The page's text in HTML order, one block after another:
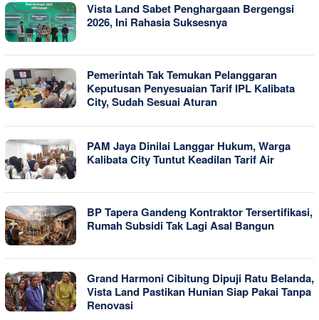
Vista Land Sabet Penghargaan Bergengsi
2026, Ini Rahasia Suksesnya
Pemerintah Tak Temukan Pelanggaran
Keputusan Penyesuaian Tarif IPL Kalibata
City, Sudah Sesuai Aturan
PAM Jaya Dinilai Langgar Hukum, Warga
Kalibata City Tuntut Keadilan Tarif Air
BP Tapera Gandeng Kontraktor Tersertifikasi,
Rumah Subsidi Tak Lagi Asal Bangun
Grand Harmoni Cibitung Dipuji Ratu Belanda,
Vista Land Pastikan Hunian Siap Pakai Tanpa
Renovasi